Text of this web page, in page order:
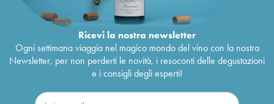
Ricevi la nostra newsletter
Ogni settimana viaggia nel magico mondo del vino con la nostra
Newsletter, per non perderti le novità, i resoconti delle degustazioni
e i consigli degli esperti!